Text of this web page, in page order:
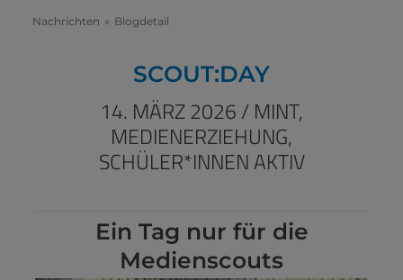
Nachrichten » Blogdetail
SCOUT:DAY
14. MÄRZ 2026 / MINT,
MEDIENERZIEHUNG,
SCHÜLER*INNEN AKTIV
Ein Tag nur für die
Medienscouts